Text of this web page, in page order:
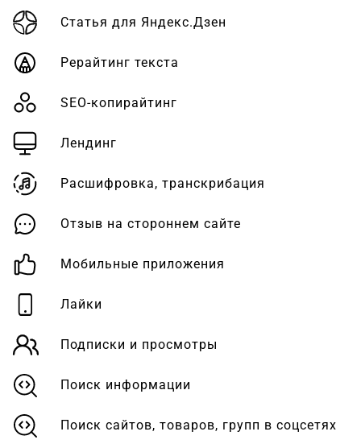
Статья для Яндекс.Дзен
Рерайтинг текста
SEO-копирайтинг
Лендинг
Расшифровка, транскрибация
Отзыв на стороннем сайте
Мобильные приложения
Лайки
Подписки и просмотры
Поиск информации
Поиск сайтов, товаров, групп в соцсетях